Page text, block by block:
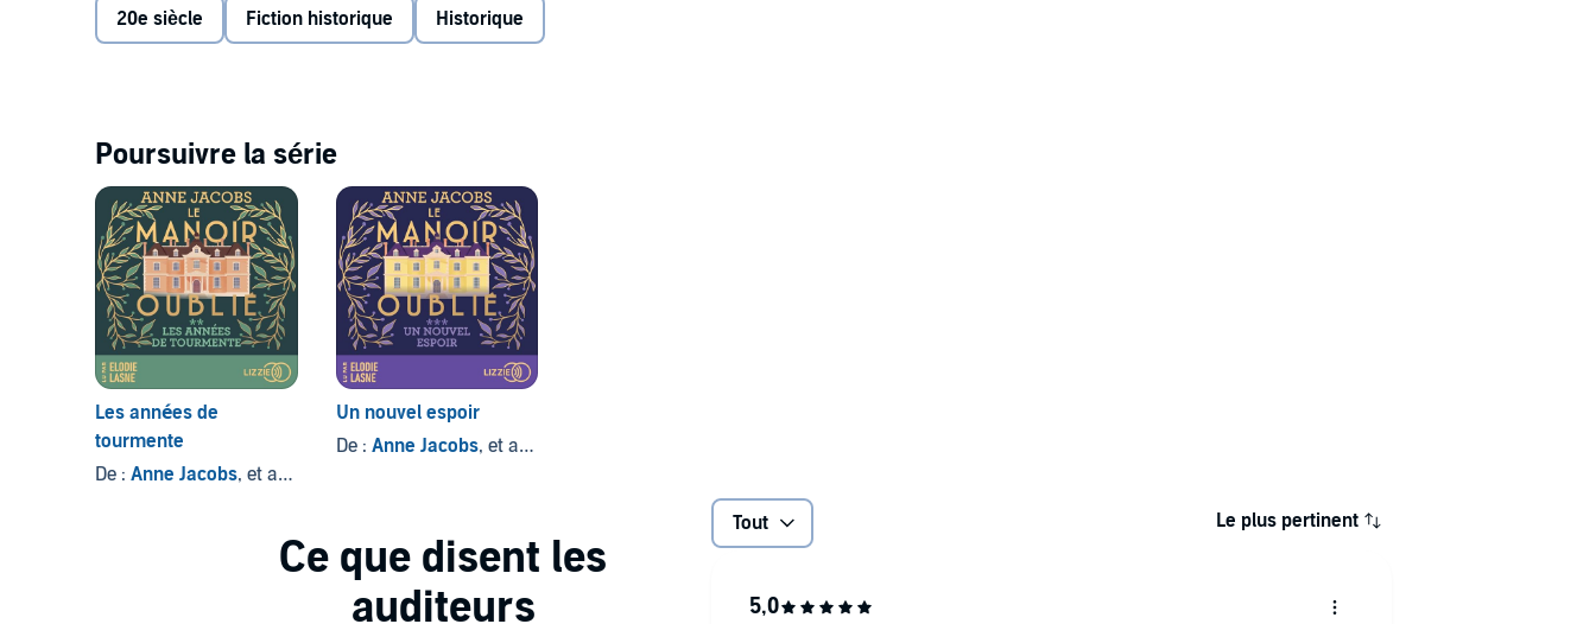
de l'Allemagne. Si le retour a été impossible pendant de longues années, la nostalgie des terres de sa famille
ne l'a jamais quittée. Elle n'a jamais oublié les temps heureux d'avant-guerre, ses rêves et ses aspirations. Elle
20e siècle
Fiction historique Historique
Poursuivre la série
Les années de
tourmente
De : Anne Jacobs, et autres
Un nouvel espoir
De : Anne Jacobs, et autres
Tout Le plus pertinent